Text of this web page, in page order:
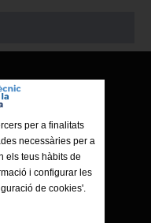
de la Soldadura
79, Nau 8 bis
per a finalitats
necessàries per a
els teus hàbits de
i configurar les
de cookies'.